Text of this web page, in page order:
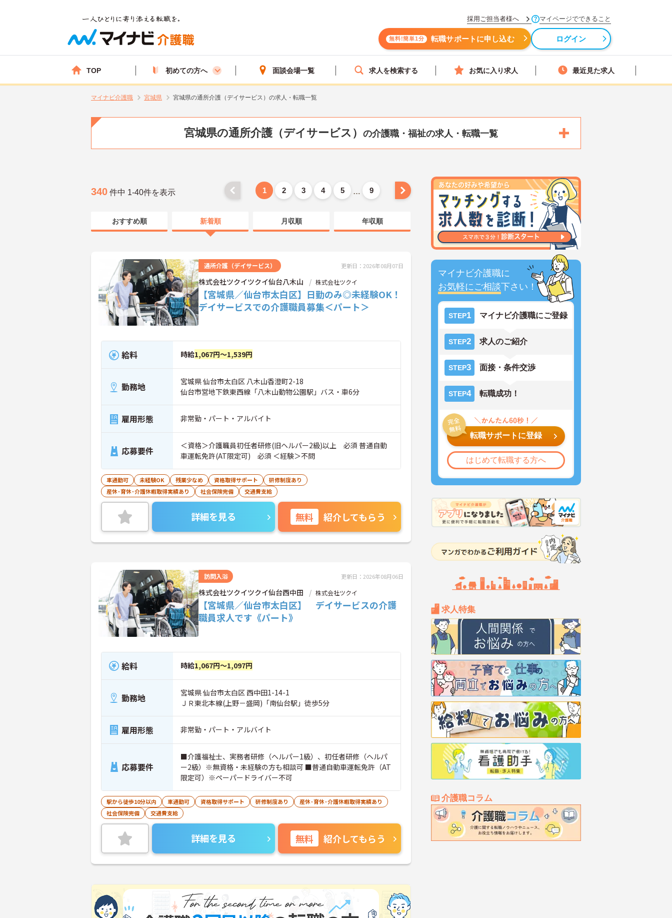
採用ご担当者様へ マイページでできること
無料!簡単1分 転職サポートに申し込む ログイン
TOP 初めての方へ 面談会場一覧 求人を検索する お気に入り求人 最近見た求人
マイナビ介護職 宮城県 宮城県の通所介護（デイサービス）の求人・転職一覧
宮城県の通所介護（デイサービス） の介護職・福祉の求人・転職一覧
マイナビ介護職に
お気軽にご相談下さい！
STEP1 マイナビ介護職にご登録
STEP2 求人のご紹介
STEP3 面接・条件交渉
STEP4 転職成功！
転職サポートに登録
はじめて転職する方へ
求人特集
介護職コラム
340 件中 1-40件を表示 1 2 3 4 5 … 9
おすすめ順 新着順 月収順 年収順
通所介護（デイサービス） 更新日：2026年08月07日
株式会社ツクイツクイ仙台八木山 株式会社ツクイ
【宮城県／仙台市太白区】日勤のみ◎未経験OK！
デイサービスでの介護職員募集＜パート＞
給料 時給1,067円～1,539円
勤務地
宮城県 仙台市太白区 八木山香澄町2-18
仙台市営地下鉄東西線「八木山動物公園駅」バス・車6分
雇用形態 非常勤・パート・アルバイト
応募要件
＜資格＞介護職員初任者研修(旧ヘルパー2級)以上 必須 普通自動
車運転免許(AT限定可) 必須 ＜経験＞不問
車通勤可 未経験OK 残業少なめ 資格取得サポート
研修制度あり
産休･育休･介護休暇取得実績あり
社会保険完備 交通費支給
詳細を見る 無料 紹介してもらう
訪問入浴 更新日：2026年08月06日
株式会社ツクイツクイ仙台西中田 株式会社ツクイ
【宮城県／仙台市太白区】 デイサービスの介護
職員求人です《パート》
給料 時給1,067円～1,097円
勤務地
宮城県 仙台市太白区 西中田1-14-1
ＪＲ東北本線(上野－盛岡)「南仙台駅」徒歩5分
雇用形態 非常勤・パート・アルバイト
応募要件
■介護福祉士、実務者研修（ヘルパー1級）、初任者研修（ヘルパ
ー2級）※無資格・未経験の方も相談可 ■普通自動車運転免許（AT
限定可）※ペーパードライバー不可
駅から徒歩10分以内 車通勤可 資格取得サポート 研修制度あり
産休･育休･介護休暇取得実績あり
社会保険完備
交通費支給
詳細を見る 無料 紹介してもらう